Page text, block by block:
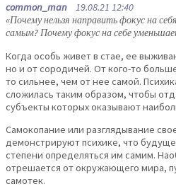
common_man 19.08.21 12:40
«Почему нельзя направить фокус на
самым? Почему фокус на себе
Когда особь живет в стае, ее
но и от сородичей. От кого-то
то сильнее, чем от нее самой.
сложилась таким образом, чтобы
субъекты которых оказывают
Самокопание или разглядывание
демонстрируют психике, что
степени определяться им самим.
отрешается от окружающего мира,
самотек.